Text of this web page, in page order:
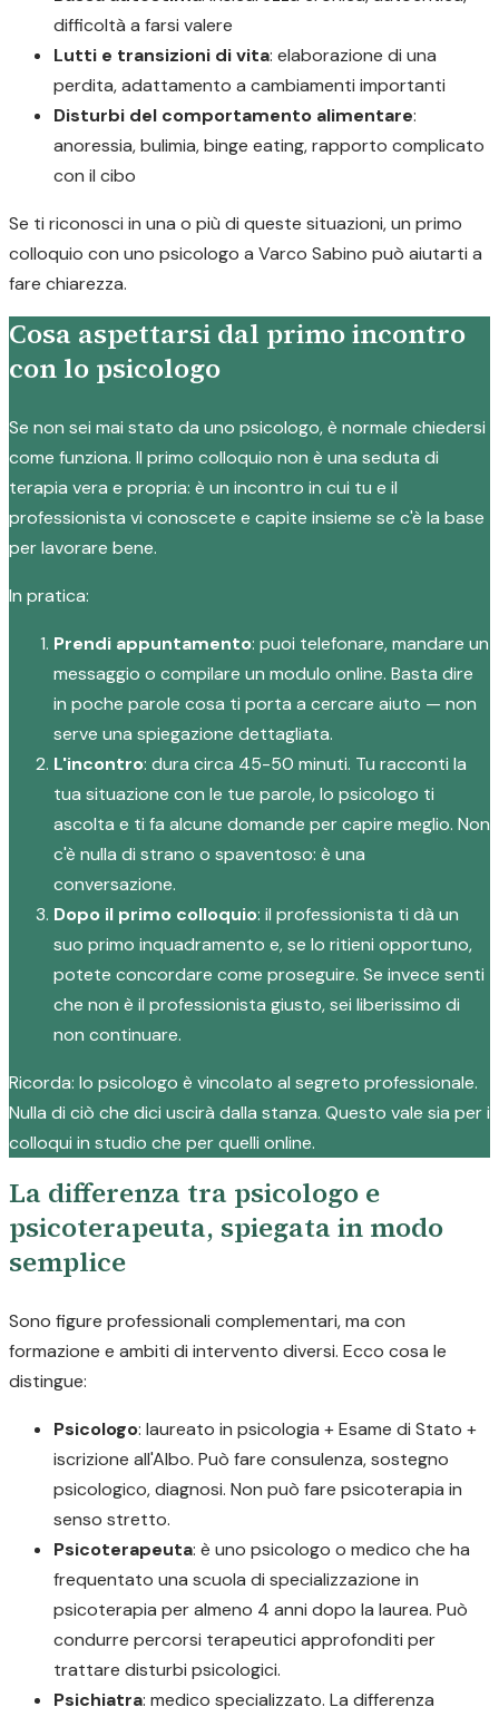
difficoltà a farsi valere
Lutti e transizioni di vita: elaborazione di una
perdita, adattamento a cambiamenti importanti
Disturbi del comportamento alimentare:
anoressia, bulimia, binge eating, rapporto complicato
con il cibo
Se ti riconosci in una o più di queste situazioni, un primo
colloquio con uno psicologo a Varco Sabino può aiutarti a
fare chiarezza.
Cosa aspettarsi dal primo incontro
con lo psicologo
Se non sei mai stato da uno psicologo, è normale chiedersi
come funziona. Il primo colloquio non è una seduta di
terapia vera e propria: è un incontro in cui tu e il
professionista vi conoscete e capite insieme se c'è la base
per lavorare bene.
In pratica:
Prendi appuntamento: puoi telefonare, mandare un
messaggio o compilare un modulo online. Basta dire
in poche parole cosa ti porta a cercare aiuto — non
serve una spiegazione dettagliata.
L'incontro: dura circa 45-50 minuti. Tu racconti la
tua situazione con le tue parole, lo psicologo ti
ascolta e ti fa alcune domande per capire meglio. Non
c'è nulla di strano o spaventoso: è una
conversazione.
Dopo il primo colloquio: il professionista ti dà un
suo primo inquadramento e, se lo ritieni opportuno,
potete concordare come proseguire. Se invece senti
che non è il professionista giusto, sei liberissimo di
non continuare.
Ricorda: lo psicologo è vincolato al segreto professionale.
Nulla di ciò che dici uscirà dalla stanza. Questo vale sia per i
colloqui in studio che per quelli online.
La differenza tra psicologo e
psicoterapeuta, spiegata in modo
semplice
Sono figure professionali complementari, ma con
formazione e ambiti di intervento diversi. Ecco cosa le
distingue:
Psicologo: laureato in psicologia + Esame di Stato +
iscrizione all'Albo. Può fare consulenza, sostegno
psicologico, diagnosi. Non può fare psicoterapia in
senso stretto.
Psicoterapeuta: è uno psicologo o medico che ha
frequentato una scuola di specializzazione in
psicoterapia per almeno 4 anni dopo la laurea. Può
condurre percorsi terapeutici approfonditi per
trattare disturbi psicologici.
Psichiatra: medico specializzato. La differenza